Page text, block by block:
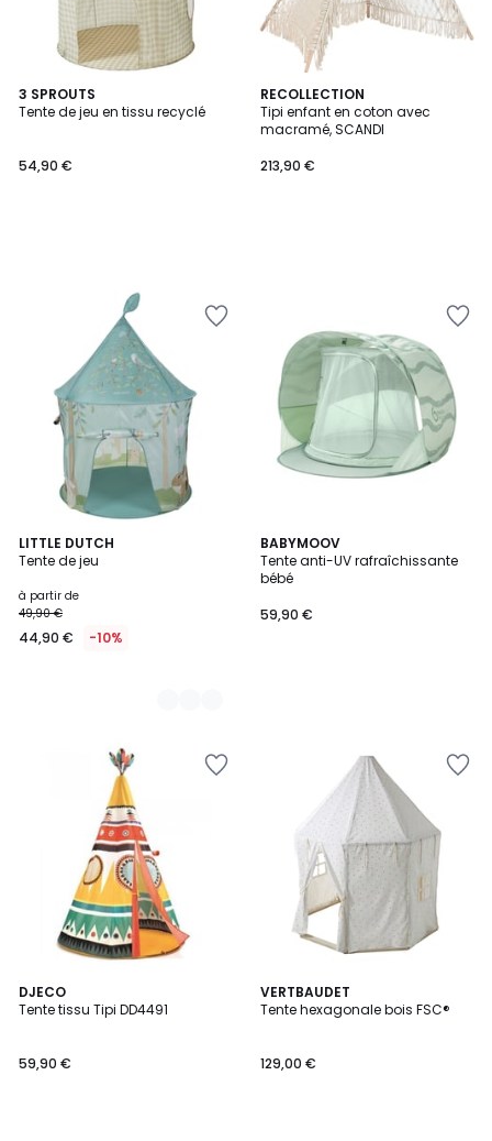
3 SPROUTS
Tente de jeu en tissu recyclé
54,90 €
RECOLLECTION
Tipi enfant en coton avec
macramé, SCANDI
213,90 €
LITTLE DUTCH
Tente de jeu
à partir de
49,90 €
44,90 € -10%
2
Couleurs
BABYMOOV
Tente anti-UV rafraîchissante
bébé
59,90 €
DJECO
Tente tissu Tipi DD4491
59,90 €
VERTBAUDET
Tente hexagonale bois FSC®
129,00 €